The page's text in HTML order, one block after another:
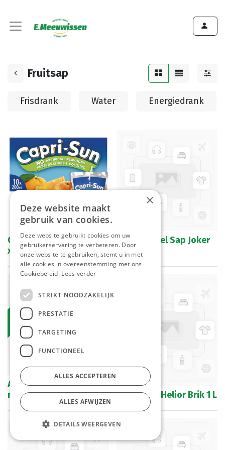
Fruitsap
Frisdrank Water Energiedrank
Capri Sun Orange 4 x 10
x 20 cl
Sinaasappel Sap Joker
Pet 1 L
Bestelartikel
ACE Santal Brik 3 x 200
ml
Appel Sap Helior Brik 1 L
×
Deze website maakt
gebruik van cookies.
Deze website gebruikt cookies om uw
gebruikerservaring te verbeteren. Door
onze website te gebruiken, stemt u in met
alle cookies in overeenstemming met ons
Cookiebeleid. Lees verder
STRIKT NOODZAKELIJK
PRESTATIE
TARGETING
FUNCTIONEEL
ALLES ACCEPTEREN
ALLES AFWIJZEN
DETAILS WEERGEVEN